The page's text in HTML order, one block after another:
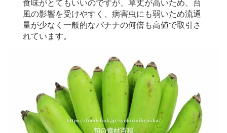
食味がとてもいいのですが、草丈が高いため、台
風の影響を受けやすく、病害虫にも弱いため流通
量が少なく一般的なバナナの何倍も高値で取引さ
れています。